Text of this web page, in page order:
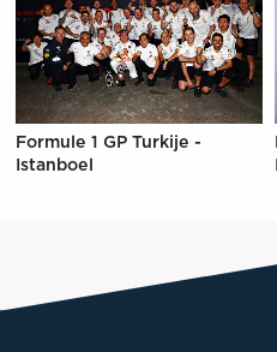
Formule 1 GP Turkije -
Istanboel